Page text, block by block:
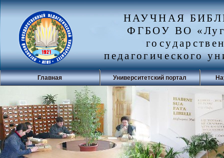
НАУЧНАЯ
ФГБОУ ВО
педагогического
Главная Университетский портал